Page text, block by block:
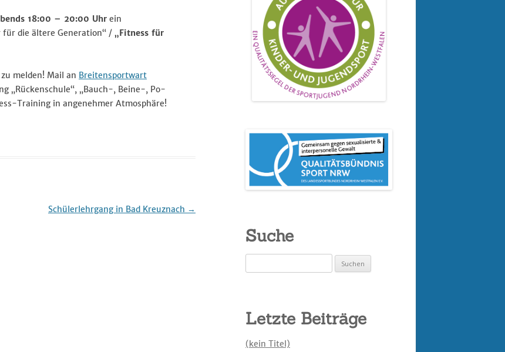
18:00 – 20:00 Uhr ein
die ältere Generation“ / „Fitness für
melden! Mail an Breitensportwart
„Rückenschule“, „Bauch-, Beine-, Po-
Training in angenehmer Atmosphäre!
Schülerlehrgang in Bad Kreuznach →
Suche
nach:
Letzte Beiträge
(kein Titel)